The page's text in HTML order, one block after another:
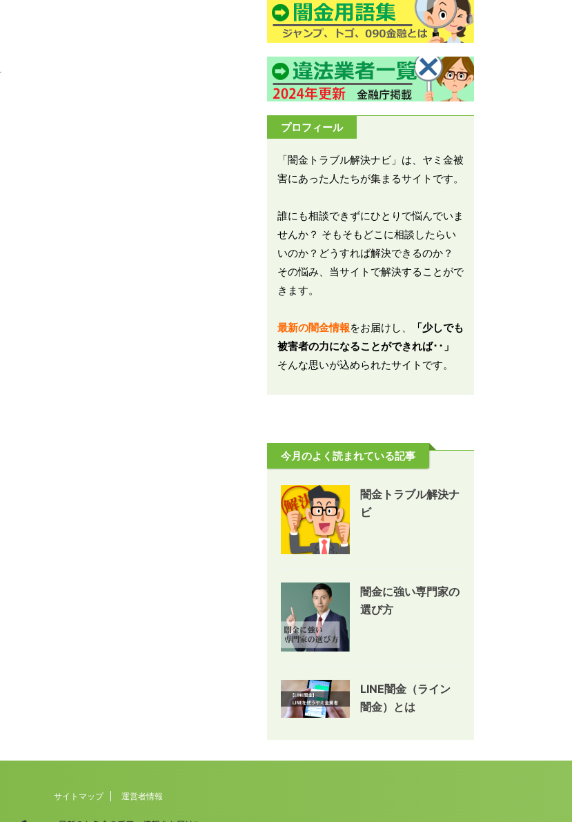
プロフィール
「闇金トラブル解決ナビ」は、ヤミ金被
害にあった人たちが集まるサイトです。
誰にも相談できずにひとりで悩んでいま
せんか？ そもそもどこに相談したらい
いのか？どうすれば解決できるのか？
その悩み、当サイトで解決することがで
きます。
最新の闇金情報をお届けし、
「少しでも
被害者の力になることができれば･･」
そんな思いが込められたサイトです。
今月のよく読まれている記事
闇金トラブル解決ナ
ビ
闇金に強い専門家の
選び方
LINE闇金（ライン
闇金）とは
サイトマップ 運営者情報